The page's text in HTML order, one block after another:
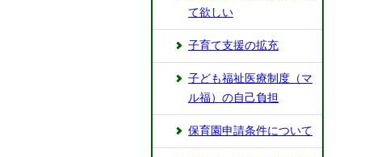
て欲しい
子育て支援の拡充
⼦ども福祉医療制度（マ
ル福）の⾃⼰負担
保育園申請条件について